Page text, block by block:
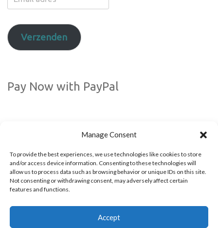
Manage Consent
To provide the best experiences, we use technologies like cookies to store
and/or access device information. Consenting to these technologies will
allow us to process data such as browsing behavior or unique IDs on this site.
Not consenting or withdrawing consent, may adversely affect certain
features and functions.
Accept
adres
Verzenden
Pay Now with PayPal
Volg ons via social media!